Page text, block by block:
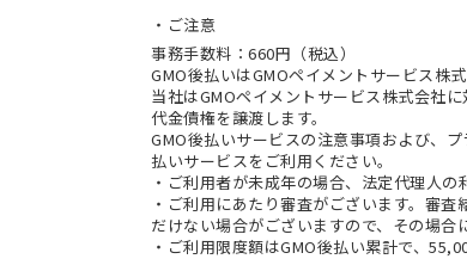
ご注意
事務手数料：660円（税込）
GMO後払いはGMOペイメントサービス株
当社はGMOペイメントサービス株式会社
代金債権を譲渡します。
GMO後払いサービスの注意事項および、
払いサービスをご利用ください。
・ご利用者が未成年の場合、法定代理人の
・ご利用にあたり審査がございます。審
だけない場合がございますので、その場合
・ご利用限度額はGMO後払い累計で、